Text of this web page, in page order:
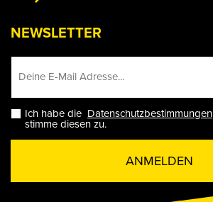
NEWSLETTER
Ich habe die Datenschutzbestimmungen
stimme diesen zu.
ANMELDEN